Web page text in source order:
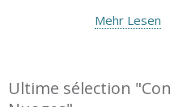
Mehr Lesen
Ultime sélection